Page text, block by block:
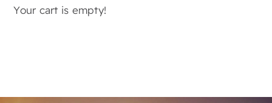
Your cart is empty!